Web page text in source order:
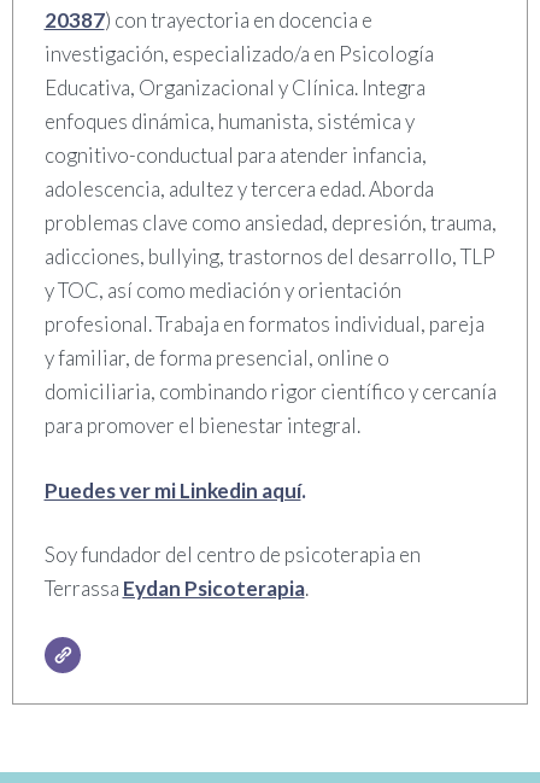
20387) con trayectoria en docencia e
investigación, especializado/a en Psicología
Educativa, Organizacional y Clínica. Integra
enfoques dinámica, humanista, sistémica y
cognitivo-conductual para atender infancia,
adolescencia, adultez y tercera edad. Aborda
problemas clave como ansiedad, depresión, trauma,
adicciones, bullying, trastornos del desarrollo, TLP
y TOC, así como mediación y orientación
profesional. Trabaja en formatos individual, pareja
y familiar, de forma presencial, online o
domiciliaria, combinando rigor científico y cercanía
para promover el bienestar integral.
Puedes ver mi Linkedin aquí.
Soy fundador del centro de psicoterapia en
Terrassa Eydan Psicoterapia.